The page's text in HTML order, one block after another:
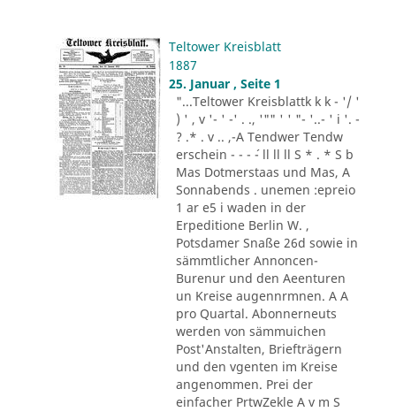
Teltower Kreisblatt
1887
25. Januar , Seite 1
"...Teltower Kreisblattk k k - '/ '
) ' , v '- ' -' . ., '"" ' ' "- '..- ' i '. -
? .* . v .. ,-A Tendwer Tendw
erschein - - - ´- ll ll ll S * . * S b
Mas Dotmerstaas und Mas, A
Sonnabends . unemen :epreio
1 ar e5 i waden in der
Erpeditione Berlin W. ,
Potsdamer Snaße 26d sowie in
sämmtlicher Annoncen-
Burenur und den Aeenturen
un Kreise augennrmnen. A A
pro Quartal. Abonnerneuts
werden von sämmuichen
Post'Anstalten, Briefträgern
und den vgenten im Kreise
angenommen. Prei der
einfacher PrtwZekle A v m S